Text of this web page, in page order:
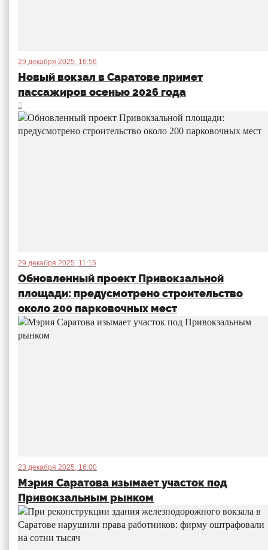
29 декабря 2025, 16:56
Новый вокзал в Саратове примет
пассажиров осенью 2026 года
29 декабря 2025, 11:15
Обновленный проект Привокзальной
площади: предусмотрено строительство
около 200 парковочных мест
23 декабря 2025, 16:00
Мэрия Саратова изымает участок под
Привокзальным рынком